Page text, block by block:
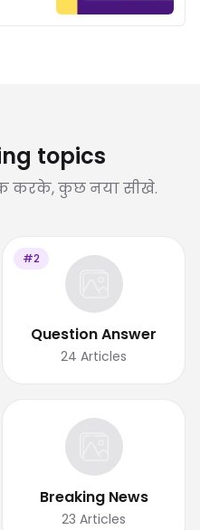
topics
करके, कुछ नया सीखे.
#2
Question Answer
24 Articles
Breaking News
23 Articles